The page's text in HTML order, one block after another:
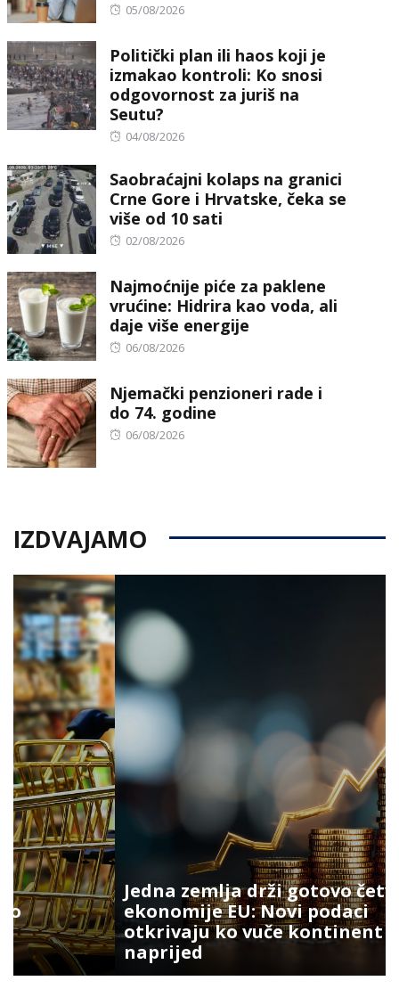
Posted
05/08/2026
Politički plan ili haos koji je
izmakao kontroli: Ko snosi
odgovornost za juriš na
Seutu?
Posted
04/08/2026
Saobraćajni kolaps na granici
Crne Gore i Hrvatske, čeka se
više od 10 sati
Posted
02/08/2026
Najmoćnije piće za paklene
vrućine: Hidrira kao voda, ali
daje više energije
Posted
06/08/2026
Njemački penzioneri rade i
do 74. godine
Posted
06/08/2026
IZDVAJAMO
Jedna zemlja drži gotovo četvrtinu
ekonomije EU: Novi podaci
otkrivaju ko vuče kontinent
naprijed